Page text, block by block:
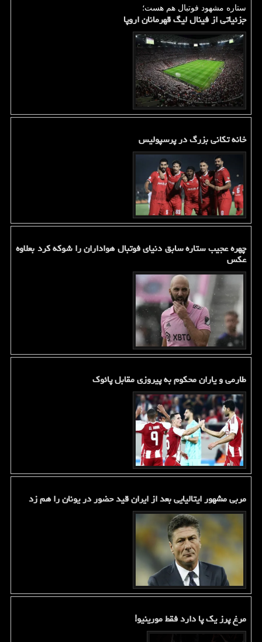
ستاره مشهود فوتبال هم هست؛
جزئیاتی از فینال لیگ قهرمانان اروپا
خانه تکانی بزرگ در پرسپولیس
چهره عجیب ستاره سابق دنیای فوتبال هواداران را شوکه کرد بعلاوه
عکس
طارمی و یاران محکوم به پیروزی مقابل پائوک
مربی مشهور ایتالیایی بعد از ایران قید حضور در یونان را هم زد
مرغ پرز یک پا دارد فقط مورینیو!